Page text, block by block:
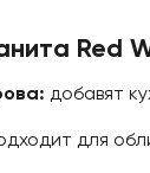
Red
добавят
для